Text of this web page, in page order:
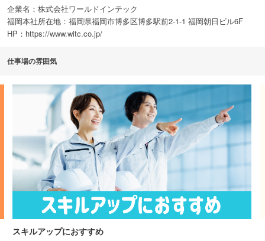
企業名：株式会社ワールドインテック
福岡本社所在地：福岡県福岡市博多区博多駅前2-1-1 福岡朝日ビル6F
HP：https://www.witc.co.jp/
仕事場の雰囲気
サポート体制充実